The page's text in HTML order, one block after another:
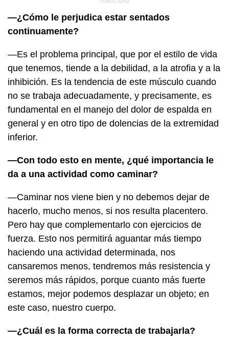
—¿Cómo le perjudica estar sentados
continuamente?
—Es el problema principal, que por el estilo de vida
que tenemos, tiende a la debilidad, a la atrofia y a la
inhibición. Es la tendencia de este músculo cuando
no se trabaja adecuadamente, y precisamente, es
fundamental en el manejo del dolor de espalda en
general y en otro tipo de dolencias de la extremidad
inferior.
—Con todo esto en mente, ¿qué importancia le
da a una actividad como caminar?
—Caminar nos viene bien y no debemos dejar de
hacerlo, mucho menos, si nos resulta placentero.
Pero hay que complementarlo con ejercicios de
fuerza. Esto nos permitirá aguantar más tiempo
haciendo una actividad determinada, nos
cansaremos menos, tendremos más resistencia y
seremos más rápidos, porque cuanto más fuerte
estamos, mejor podemos desplazar un objeto; en
este caso, nuestro cuerpo.
—¿Cuál es la forma correcta de trabajarla?